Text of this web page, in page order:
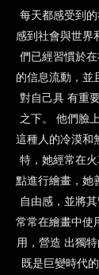
每天都感受到
感到社會與世界
們已經習慣於
的信息流動，並
對自己具 有重
之下。 他們臉
這種人的冷漠和
特，她經常在
點進行繪畫，她
自由感，並將
常常在繪畫中使
用，營造 出獨
既是巨變時代